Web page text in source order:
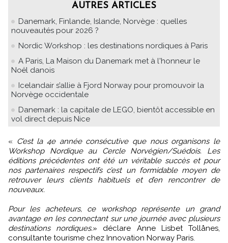
AUTRES ARTICLES
Danemark, Finlande, Islande, Norvège : quelles
nouveautés pour 2026 ?
Nordic Workshop : les destinations nordiques à Paris
A Paris, La Maison du Danemark met à l'honneur le
Noël danois
Icelandair s’allie à Fjord Norway pour promouvoir la
Norvège occidentale
Danemark : la capitale de LEGO, bientôt accessible en
vol direct depuis Nice
« C’est la 4e année consécutive que nous organisons le
Workshop Nordique au Cercle Norvégien/Suédois. Les
éditions précédentes ont été un véritable succès et pour
nos partenaires respectifs c’est un formidable moyen de
retrouver leurs clients habituels et d’en rencontrer de
nouveaux.
Pour les acheteurs, ce workshop représente un grand
avantage en les connectant sur une journée avec plusieurs
destinations nordiques.» déclare Anne Lisbet Tollånes,
consultante tourisme chez Innovation Norway Paris.